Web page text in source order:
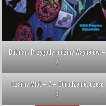
Batman: Przygody rodziny Wayne’ów –
2
Czarny Młot – 7 – Odrodzenie, część
3